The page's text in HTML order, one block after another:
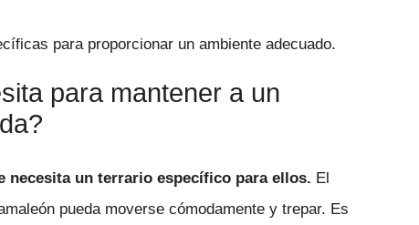
para proporcionar un ambiente adecuado.
para mantener a un
necesita un terrario específico para ellos. El
pueda moverse cómodamente y trepar. Es